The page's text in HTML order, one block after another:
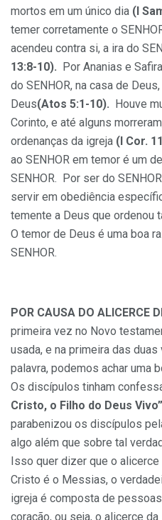
mortos em um único dia (I
temer corretamente o
acendeu contra si, a ira do
13:8-10). Por Ananias e
do SENHOR, na casa de
Deus(Atos 5:1-10). Houve
Corinto, e até alguns
ordenanças da igreja (I Cor.
ao SENHOR em temor é um
SENHOR. Por ser do
servir em obediência
temente a Deus que ordenou
O temor de Deus é uma boa
SENHOR.
POR CAUSA DO ALICERCE
primeira vez no Novo
usada, e na primeira das
palavra, podemos achar uma
Os discípulos tinham
Cristo, o Filho do Deus Vivo”
parabenizou os discípulos
algo além que sobre tal
Isso quer dizer que o alicerce
Cristo é o Messias, o
igreja é composta de
coração, ou seja, o alicerce